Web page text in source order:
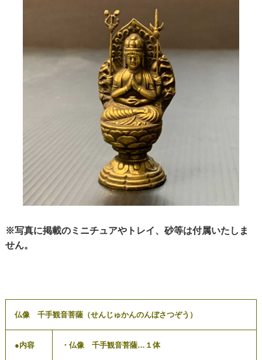
※写真に掲載のミニチュアやトレイ、砂等は付属いたしま
せん。
仏像 千手観音菩薩（せんじゅかんのんぼさつぞう）
●内容 ・仏像 千手観音菩薩…１体